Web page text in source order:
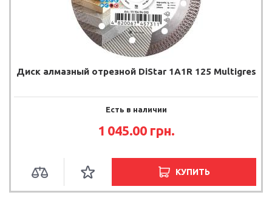
Диск алмазный отрезной DiStar 1A1R 125 Multigres
Есть в наличии
1 045.00 грн.
КУПИТЬ